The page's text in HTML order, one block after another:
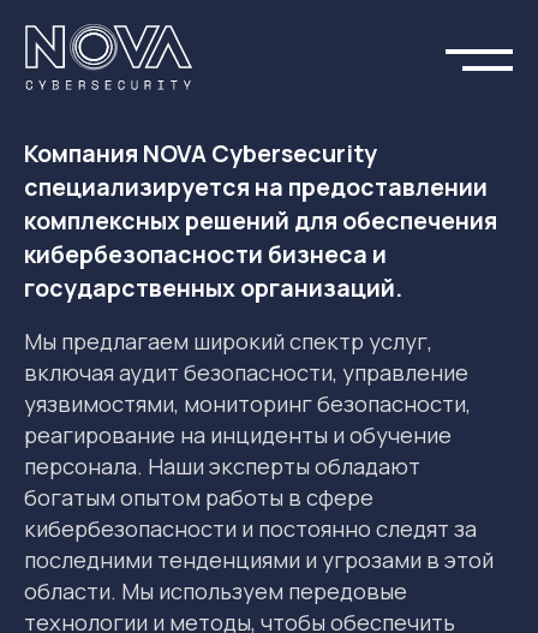
комплексных решений для обеспечения
кибербезопасности бизнеса и
государственных организаций.
Мы предлагаем широкий спектр услуг,
включая аудит безопасности, управление
уязвимостями, мониторинг безопасности,
персонала. Наши эксперты обладают
богатым опытом работы в сфере
кибербезопасности и постоянно следят за
последними тенденциями и угрозами в этой
области. Мы используем передовые
технологии и методы, чтобы обеспечить
максимальную защиту наших клиентов от
кибератак и других угроз.
Понимая, что каждый клиент уникален, мы
разрабатываем индивидуальные решения,
которые соответствуют потребностям и
бюджету клиента. Наша цель — защитить
ваши данные и системы от киберугроз и
обеспечить непрерывность бизнеса.